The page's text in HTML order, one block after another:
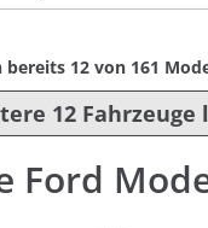
bereits 12von 161
12 Fahrzeuge
Ford